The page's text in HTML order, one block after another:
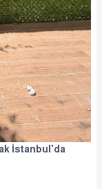
İstanbul'da